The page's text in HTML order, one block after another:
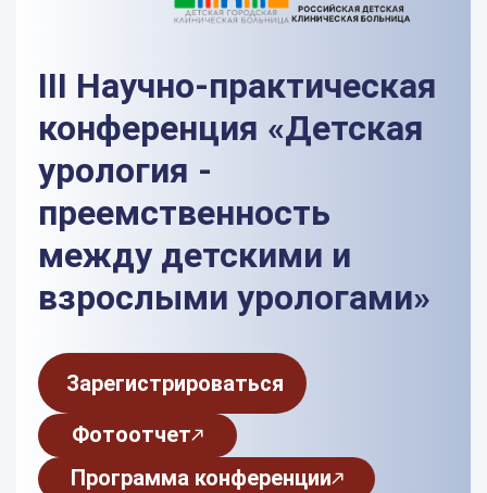
III Научно-практическая
конференция «Детская
урология -
преемственность
между детскими и
взрослыми урологами»
Зарегистрироваться
Фотоотчет
Программа конференции